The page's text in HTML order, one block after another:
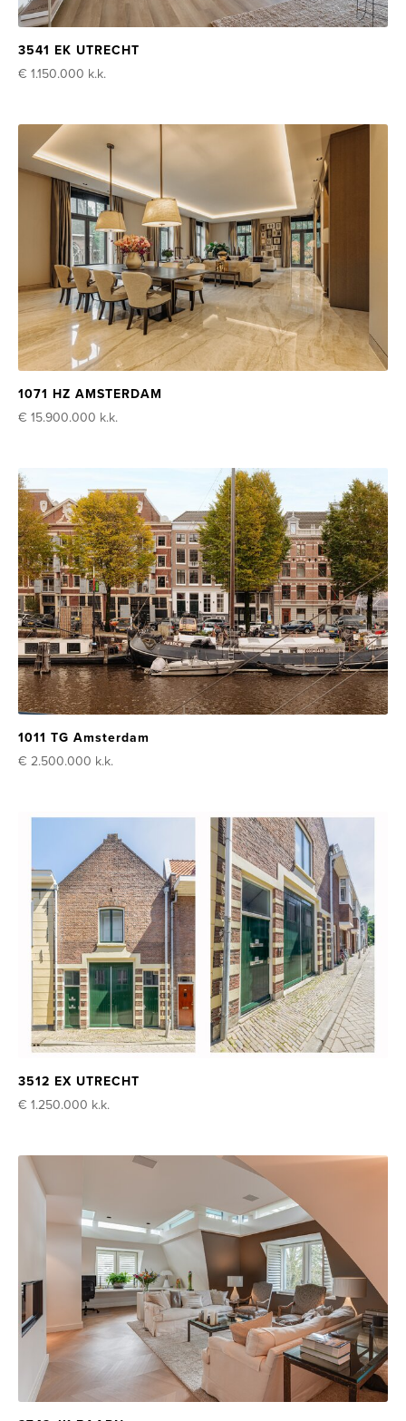
3541 EK UTRECHT
€ 1.150.000 k.k.
1071 HZ AMSTERDAM
€ 15.900.000 k.k.
1011 TG Amsterdam
€ 2.500.000 k.k.
3512 EX UTRECHT
€ 1.250.000 k.k.